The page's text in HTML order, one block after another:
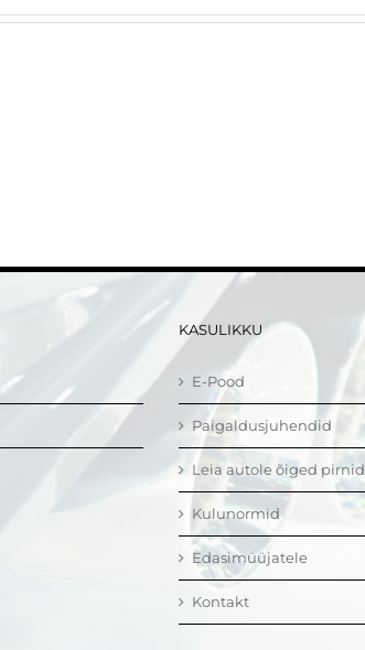
KASULIKKU
E-Pood
Paigaldusjuhendid
Leia autole õiged pirnid
Kulunormid
Edasimüüjatele
Kontakt